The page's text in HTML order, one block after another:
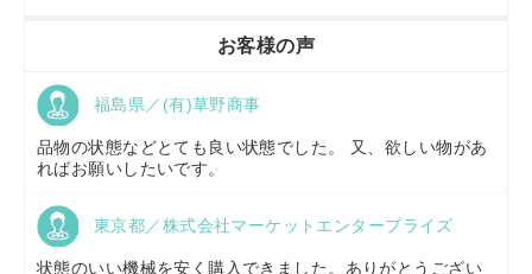
京都府／
福島県／(有)草野商事
お客様の声
福島県／(有)草野商事
品物の状態などとても良い状態でした。 又、欲しい物があ
ればお願いしたいです。
東京都／株式会社マーケットエンタープライズ
状態のいい機械を安く購入できました。ありがとうござい